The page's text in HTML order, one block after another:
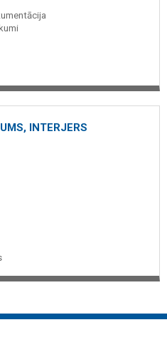
INTERJERS